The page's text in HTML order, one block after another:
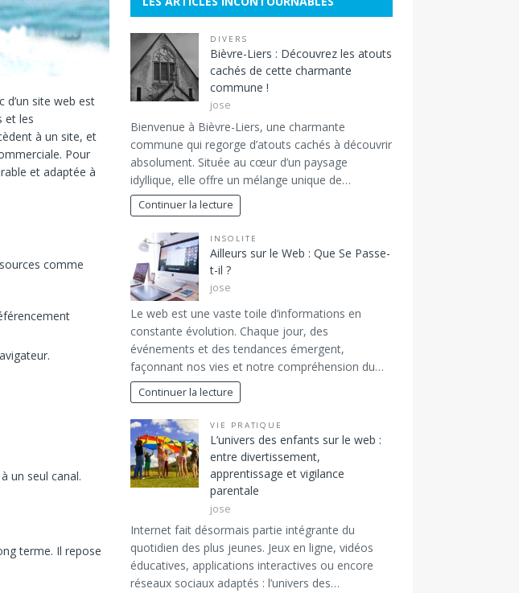
site web est
et les
à un site, et
Pour
et adaptée à
comme
un seul canal.
terme. Il repose
DIVERS
Bièvre-Liers : Découvrez les atouts
cachés de cette charmante
commune !
jose
Bienvenue à Bièvre-Liers, une charmante
commune qui regorge d’atouts cachés à découvrir
absolument. Située au cœur d’un paysage
idyllique, elle offre un mélange unique de…
Continuer la lecture
INSOLITE
Ailleurs sur le Web : Que Se Passe-
t-il ?
jose
Le web est une vaste toile d’informations en
constante évolution. Chaque jour, des
événements et des tendances émergent,
façonnant nos vies et notre compréhension du…
Continuer la lecture
VIE PRATIQUE
L’univers des enfants sur le web :
entre divertissement,
apprentissage et vigilance
parentale
jose
Internet fait désormais partie intégrante du
quotidien des plus jeunes. Jeux en ligne, vidéos
éducatives, applications interactives ou encore
réseaux sociaux adaptés : l’univers des…